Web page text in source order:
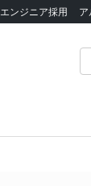
エンジニア採用